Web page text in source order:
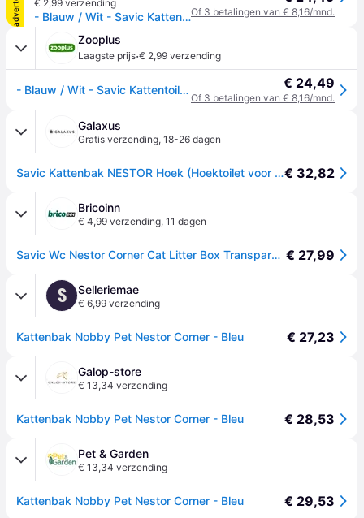
€ 2,99 verzending
- Blauw / Wit - Savic Kattentoilet Nestor CornerOf 3 betalingen van € 8,16/mnd.
Zooplus
Laagste prijs·€ 2,99 verzending
- Blauw / Wit - Savic Kattentoilet Nestor Corner € 24,49
Of 3 betalingen van € 8,16/mnd.
Galaxus
Gratis verzending, 18-26 dagen
Savic Kattenbak NESTOR Hoek (Hoektoilet voor katten), Kattenbak€ 32,82
Bricoinn
€ 4,99 verzending, 11 dagen
Savic Wc Nestor Corner Cat Litter Box Transparant € 27,99
S Selleriemae
€ 6,99 verzending
Kattenbak Nobby Pet Nestor Corner - Bleu € 27,23
Galop-store
€ 13,34 verzending
Kattenbak Nobby Pet Nestor Corner - Bleu € 28,53
Pet & Garden
€ 13,34 verzending
Kattenbak Nobby Pet Nestor Corner - Bleu € 29,53